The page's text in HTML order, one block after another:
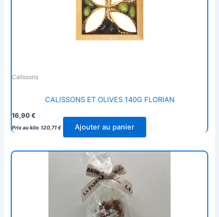
Calissons
CALISSONS ET OLIVES 140G FLORIAN
16,90€
Prix au kilo 120,71€ Ajouter au panier